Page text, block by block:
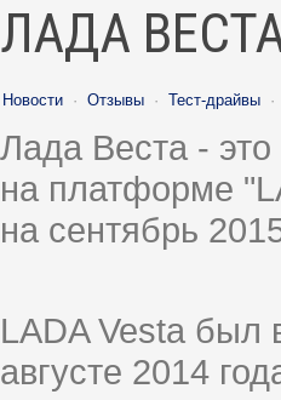
ЛАДА ВЕСТА
Новости · Отзывы · Тест-драйвы ·
Лада Веста -
на платформе
на сентябрь
LADA Vesta был
августе 2014